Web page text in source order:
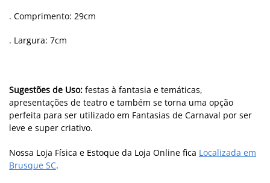
. Comprimento: 29cm
. Largura: 7cm
Sugestões de Uso: festas à fantasia e temáticas,
apresentações de teatro e também se torna uma opção
perfeita para ser utilizado em Fantasias de Carnaval por ser
leve e super criativo.
Nossa Loja Física e Estoque da Loja Online fica Localizada em
Brusque SC.